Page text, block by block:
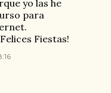
yo las he
para
Fiestas!